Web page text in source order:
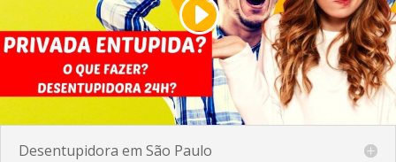
Desentupidora em São Paulo